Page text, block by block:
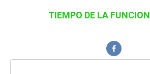
TIEMPO DE LA FUNCION
Поиск: